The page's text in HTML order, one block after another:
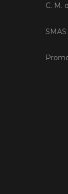
C. M.
SMAS